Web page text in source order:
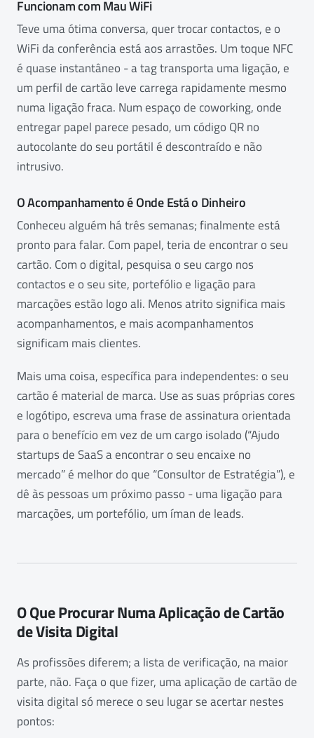
Funcionam com Mau WiFi
Teve uma ótima conversa, quer trocar contactos, e o
WiFi da conferência está aos arrastões. Um toque NFC
é quase instantâneo - a tag transporta uma ligação, e
um perfil de cartão leve carrega rapidamente mesmo
numa ligação fraca. Num espaço de coworking, onde
entregar papel parece pesado, um código QR no
autocolante do seu portátil é descontraído e não
intrusivo.
O Acompanhamento é Onde Está o Dinheiro
Conheceu alguém há três semanas; finalmente está
pronto para falar. Com papel, teria de encontrar o seu
cartão. Com o digital, pesquisa o seu cargo nos
contactos e o seu site, portefólio e ligação para
marcações estão logo ali. Menos atrito significa mais
acompanhamentos, e mais acompanhamentos
significam mais clientes.
Mais uma coisa, específica para independentes: o seu
cartão é material de marca. Use as suas próprias cores
e logótipo, escreva uma frase de assinatura orientada
para o benefício em vez de um cargo isolado (“Ajudo
startups de SaaS a encontrar o seu encaixe no
mercado” é melhor do que “Consultor de Estratégia”), e
dê às pessoas um próximo passo - uma ligação para
marcações, um portefólio, um íman de leads.
O Que Procurar Numa Aplicação de Cartão
de Visita Digital
As profissões diferem; a lista de verificação, na maior
parte, não. Faça o que fizer, uma aplicação de cartão de
visita digital só merece o seu lugar se acertar nestes
pontos: